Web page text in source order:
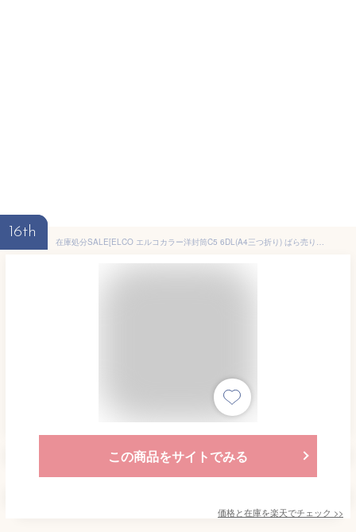
16th
在庫処分SALE[ELCO エルコカラー洋封筒C5 6DL(A4三つ折り) ばら売り 18833長3 封筒 文房具 文具 デザイン おしゃれ ステーショナリー海外 輸入
この商品をサイトでみる
価格と在庫を楽天でチェック >>